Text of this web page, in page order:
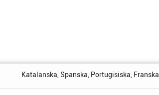
Katalanska, Spanska, Portugisiska, Franska